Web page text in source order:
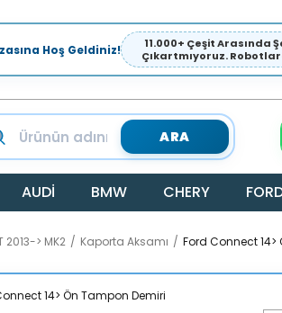
Hoş Geldiniz!
11.000+ Çeşit
Çıkartmıyoruz.
ARA
AUDİ BMW CHERY
2013-> MK2 Kaporta Aksamı Ford Connect